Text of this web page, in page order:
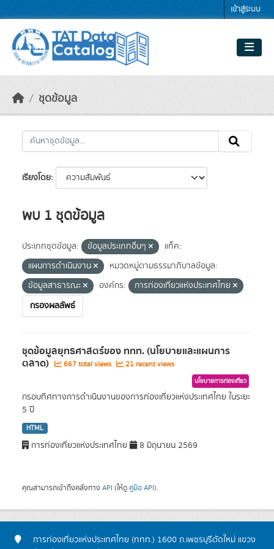
เข้าสู่ระบบ
ชุดข้อมูล
เรียงโดย
พบ 1 ชุดข้อมูล
ประเภทชุดข้อมูล: ข้อมูลประเภทอื่นๆ
แท็ค:
แผนการดำเนินงาน
หมวดหมู่ตามธรรมาภิบาลข้อมูล:
ข้อมูลสาธารณะ
องค์กร:
การท่องเที่ยวแห่งประเทศไทย
กรองผลลัพธ์
ชุดข้อมูลยุทธศาสตร์ของ ททท. (นโยบายและแผนการ
ตลาด) 667 total views 21 recent views
นโยบายการท่องเที่ยว
กรอบทิศทางการดำเนินงานของการท่องเที่ยวแห่งประเทศไทย ในระยะ
5 ปี
HTML
การท่องเที่ยวแห่งประเทศไทย 8 มิถุนายน 2569
คุณสามารถเข้าถึงคลังทาง API (ให้ดู คู่มือ API).
การท่องเที่ยวแห่งประเทศไทย (ททท.) 1600 ถ.เพชรบุรีตัดใหม่ แขวง